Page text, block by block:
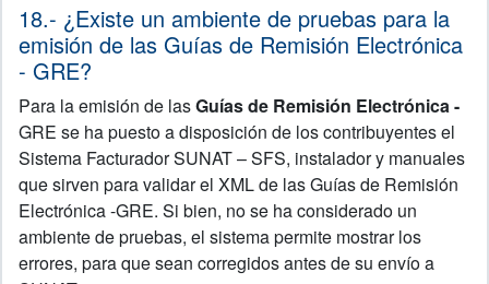
18.- ¿Existe un ambiente de pruebas para la
emisión de las Guías de Remisión Electrónica
- GRE?
Para la emisión de lasGuías de Remisión Electrónica -
GRE se ha puesto a disposición de los contribuyentes el
Sistema Facturador SUNAT – SFS, instalador y manuales
que sirven para validar el XML de las Guías de Remisión
Electrónica -GRE. Si bien, no se ha considerado un
ambiente de pruebas, el sistema permite mostrar los
errores, para que sean corregidos antes de su envío a